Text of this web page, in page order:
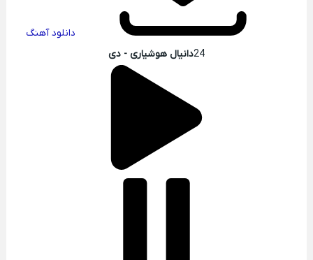
دانلود آهنگ
24دانیال هوشیاری - دی